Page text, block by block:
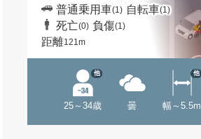
普通乗用車(1) 自転車(1)
死亡(0) 負傷(1)
距離121m
25～34歳
他
曇 幅～5.5m
他